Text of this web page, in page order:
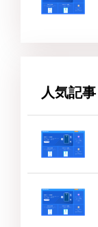
人気記事